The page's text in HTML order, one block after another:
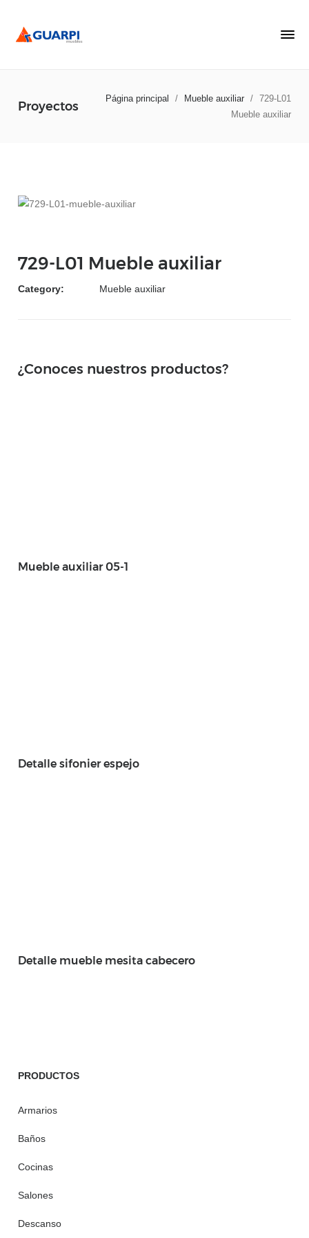
Proyectos
Página principal / Mueble auxiliar / 729-L01
Mueble auxiliar
729-L01 Mueble auxiliar
Category: Mueble auxiliar
¿Conoces nuestros productos?
Mueble auxiliar 05-1
Detalle sifonier espejo
Detalle mueble mesita cabecero
PRODUCTOS
Armarios
Baños
Cocinas
Salones
Descanso